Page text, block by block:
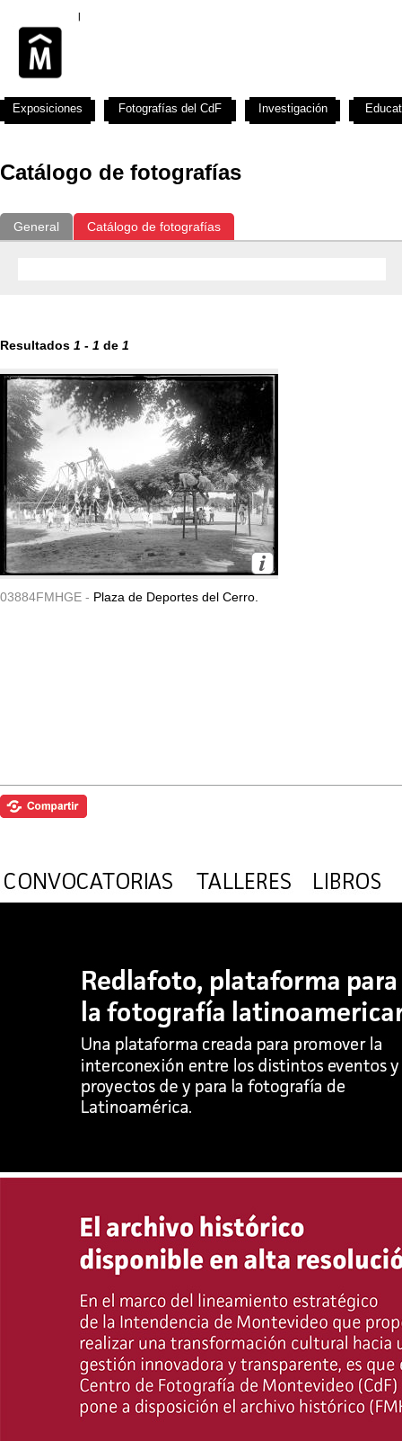
Catálogo de fotografías
General Catálogo de fotografías
Resultados 1 - 1 de 1
03884FMHGE - Plaza de Deportes del Cerro.
Exposiciones Fotografías del CdF Investigación